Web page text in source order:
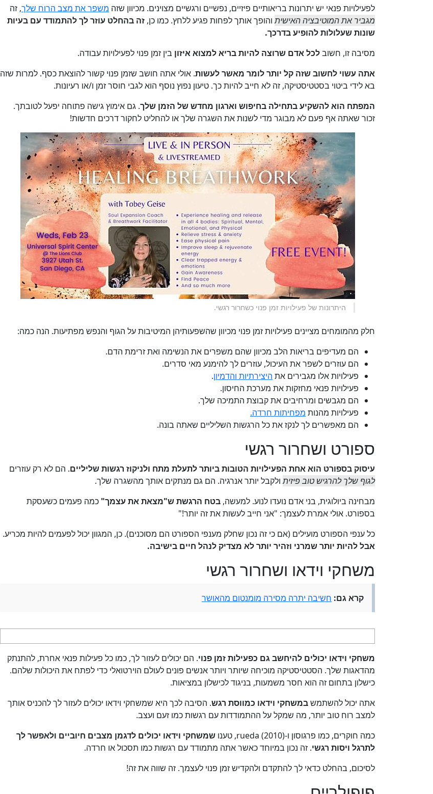
לפעילויות פנאי יש יתרונות בריאותיים פיזיים, נפשיים ורגשיים מצוינים. מכיוון שזה משפר את מצב הרוח שלך, זה
מגביר את המוטיבציה האישיתוהופך אותך לפחות פגיע ללחץ. כמו כן, זה בהחלט עוזר לך להתמודד עם בעיות
שונות שעלולות להופיע בדרכך.
מסיבה זו, חשובלכל אדם שרוצה להיות בריא למצוא איזון בין זמן פנוי לפעילויות עבודה.
אתה עשוי לחשוב שזה קל יותר לומר מאשר לעשות. אולי אתה חושב שזמן פנוי קשור להוצאת כסף. למרות שזה
בא לידי ביטוי בסטטיסטיקה, זה לא חייב להיות כך. טיעון נפוץ נוסף הוא לגבי חוסר זמן ו/או רעיונות.
המפתח הוא להשקיע בתחילה בחיפוש וארגון מחדש של הזמן שלך. גם אימוץ גישה פתוחה יפעל לטובתך.
זכור שאתה אף פעם לא מבוגר מדי לשנות את השגרה שלך או להחליט לחקור דרכים חדשות!
היתרונות של פעילויות זמן פנוי כשחרור רגשי.
חלק מהמומחים מציינים פעילויות זמן פנוי מכיוון שהשפעותיהן המיטיבות על הגוף והנפש מפתיעות. הנה כמה:
הם מעדיפים בריאות הלב מכיוון שהם משפרים את הנשימה ואת זרימת הדם.
הם עוזרים לשפר את העיכול, עוזרים לך להימנע מאי סדרים.
פעילויות אלו מגבירים את היצירתיות והדמיון.
פעילויות פנאי מחזקות את מערכת החיסון.
הם מגבשים ומרחיבים את קבוצת התמיכה שלך.
פעילויות מהנות מפחיתות חרדה.
הם מאפשרים לך לנקז את כל הרגשות השליליים שאתה בונה.
ספורט ושחרור רגשי
עיסוק בספורט הוא אחת הפעילויות הטובות ביותר לתעלת מתח ולניקוז רגשות שליליים. הם לא רק עוזרים
לגוף שלך להרגיש טוב פיזיתולקבל יותר אנרגיה. הם גם מנתקים אותך מהשגרה שלך.
מבחינה ביולוגית, בני אדם נועדו לנוע. למעשה, בטח הרגשת ש"מצאת את עצמך" כמה פעמים כשעסקת
בספורט. אולי אמרת לעצמך: "אני חייב לעשות את זה יותר!"
כל ענפי הספורט מועילים (אם כי זה נכון שחלק מענפי הספורט הם מסוכנים). כן, המגוון יכול לפעמים להיות מכריע.
אבל להיות יותר שמרני וזהיר יותר לא מצדיק לנהל חיים בישיבה.
משחקי וידאו ושחרור רגשי
קרא גם: חשיבה יתרה מסירה מומנטום מהאושר
משחקי וידאו יכולים להיחשב גם כפעילות זמן פנוי. הם יכולים לעזור לך, כמו כל פעילות פנאי אחרת, להתנתק
מהדאגות שלך. הסטטיסטיקה מוכיחה שיותר ויותר אנשים פונים לעולם הוירטואלי כדי לפתח את היכולות שלהם.
כישלון בתחום זה הוא חסר משמעות, בניגוד לכישלון במציאות.
אתה יכול להשתמשבמשחקי וידאו כמווסת רגש. הסיבה לכך היא שמשחקי וידאו יכולים לעזור לך להכניס אותך
למצב רוח טוב יותר, מה שמקל על ההתמודדות עם רגשות כמו זעם ועצב.
כמה חוקרים, כמו פרגוסון ו-rueda (2010), טענו
שמשחקי וידאו יכולים לדגמן מצבים חיוביים ולאפשר לך
לתרגל ויסות רגשי. זה נכון במיוחד כאשר אתה מתמודד עם רגשות כמו תסכול או חרדה.
לסיכום, בהחלט כדאי לך להתקדם ולהקדיש זמן פנוי לעצמך. זה שווה את זה!